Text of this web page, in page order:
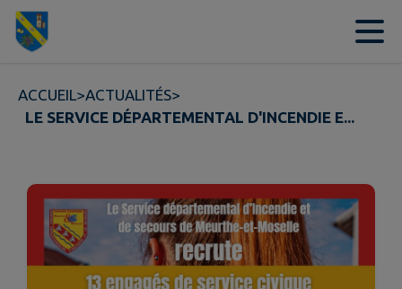
Contenu
ACCUEIL>ACTUALITÉS>
LE SERVICE DÉPARTEMENTAL D'INCENDIE E...